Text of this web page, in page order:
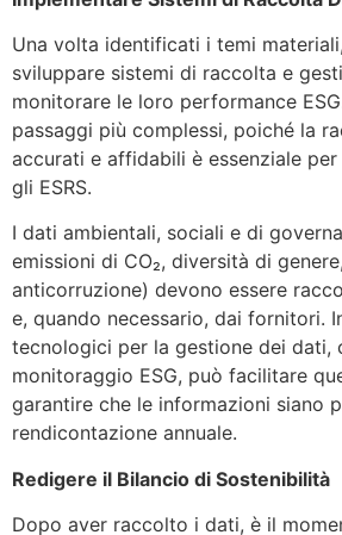
Una volta identificati i temi
sviluppare sistemi di raccolta e
monitorare le loro performance
passaggi più complessi, poiché la
accurati e affidabili è essenziale
gli ESRS.
I dati ambientali, sociali e di
emissioni di CO₂, diversità di
anticorruzione) devono essere
e, quando necessario, dai fornitori.
tecnologici per la gestione dei dati,
monitoraggio ESG, può facilitare
garantire che le informazioni siano
rendicontazione annuale.
Redigere il Bilancio di Sostenibilità
Dopo aver raccolto i dati, è il